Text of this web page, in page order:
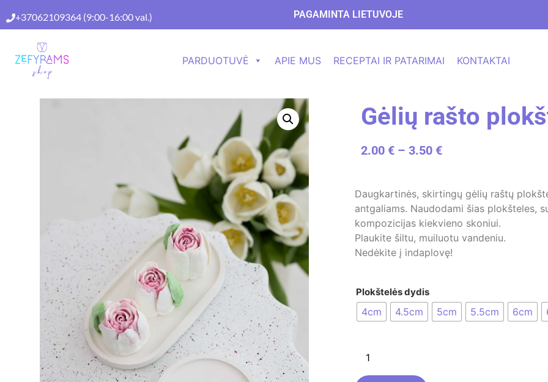
+37062109364 (9:00-16:00 val.) PAGAMINTA LIETUVOJE
PARDUOTUVĖ APIE MUS RECEPTAI IR PATARIMAI KONTAKTAI
Gėlių rašto
2.00 € – 3.50 €
Daugkartinės, skirtingų gėlių raštų
antgaliams. Naudodami šias plokšteles,
kompozicijas kiekvieno skoniui.
Plaukite šiltu, muiluotu vandeniu.
Nedėkite į indaplovę!
Plokštelės dydis
4cm 4.5cm 5cm 5.5cm 6cm